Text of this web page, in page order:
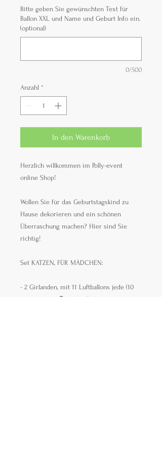
Bitte geben Sie gewünschten Text für
Ballon XXL und Name und Geburt Info ein.
(optional)
0/500
Anzahl *
In den Warenkorb
Herzlich willkommen im Polly-event
online Shop!
Wollen Sie für das Geburtstagskind zu
Hause dekorieren und ein schönen
Überraschung machen? Hier sind Sie
richtig!
Set KATZEN, FÜR MÄDCHEN:
- 2 Girlanden, mit 11 Luftballons jede (10
st. 30 cm im 🔘, inkl. 3 Ballons mit